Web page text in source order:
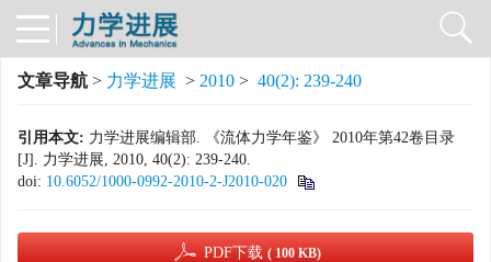
文章导航 > 力学进展 > 2010 > 40(2): 239-240
引用本文: 力学进展编辑部. 《流体力学年鉴》 2010年第42卷目录
[J]. 力学进展, 2010, 40(2): 239-240.
doi: 10.6052/1000-0992-2010-2-J2010-020
PDF下载 ( 100 KB)